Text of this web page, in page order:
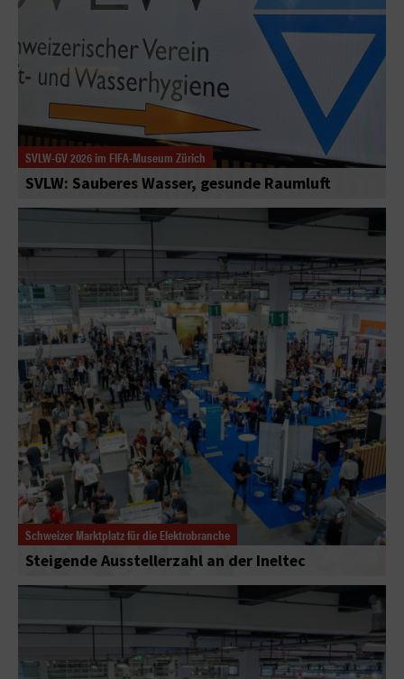
SVLW-GV 2026 im FIFA-Museum Zürich
SVLW: Sauberes Wasser, gesunde Raumluft
Schweizer Marktplatz für die Elektrobranche
Steigende Ausstellerzahl an der Ineltec